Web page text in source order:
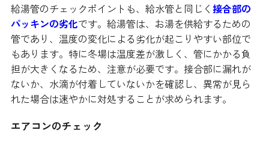
給湯管のチェックポイントも、給水管と同じく 接合部の
パッキンの劣化です。給湯管は、お湯を供給するための
管であり、温度の変化による劣化が起こりやすい部位で
もあります。特に冬場は温度差が激しく、管にかかる負
担が大きくなるため、注意が必要です。接合部に漏れが
ないか、水滴が付着していないかを確認し、異常が見ら
れた場合は速やかに対処することが求められます。
エアコンのチェック